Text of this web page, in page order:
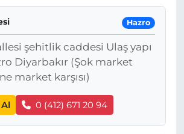
Hazro
şehitlik caddesi Ulaş yapı
Diyarbakır (Şok market
market karşısı)
0 (412) 671 20 94